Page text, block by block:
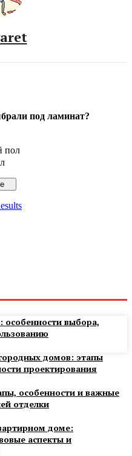
под ламинат?
пол
особенности выбора,
домов: этапы
проектирования
особенности и важные
отделки
доме:
аспекты и